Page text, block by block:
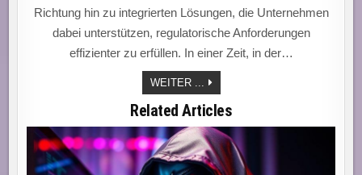
Richtung hin zu integrierten Lösungen, die Unternehmen
dabei unterstützen, regulatorische Anforderungen
effizienter zu erfüllen. In einer Zeit, in der…
WEITER ...
„COMPLIANCETRENDS:
PROZESSAUTOMATISIERUNG
ALS
SCHLÜSSEL
EFFEKTIVEN
COMPLIANCE-
STRATEGIE“
Related Articles